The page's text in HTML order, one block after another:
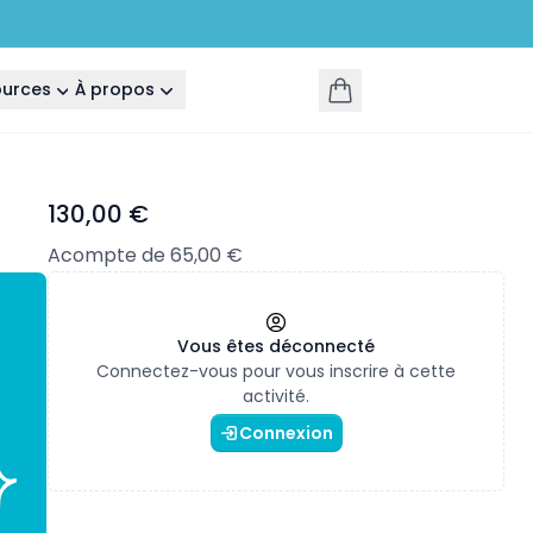
À propos
130,00 €
Acompte de 65,00 €
Vous êtes déconnecté
Connectez-vous pour vous inscrire à cette
activité.
Connexion